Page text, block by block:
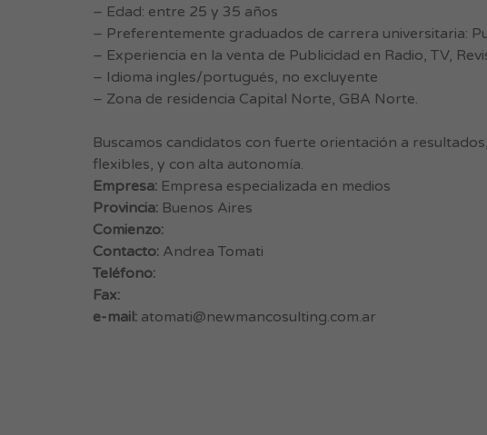
– Edad: entre 25 y 35 años
– Preferentemente graduados de carrera universitaria:
– Experiencia en la venta de Publicidad en Radio, TV,
– Idioma ingles/portugués, no excluyente
– Zona de residencia Capital Norte, GBA Norte.
Buscamos candidatos con fuerte orientación a
flexibles, y con alta autonomía.
Empresa: Empresa especializada en medios
Provincia: Buenos Aires
Comienzo:
Contacto: Andrea Tomati
Teléfono:
Fax:
e-mail: atomati@newmancosulting.com.ar